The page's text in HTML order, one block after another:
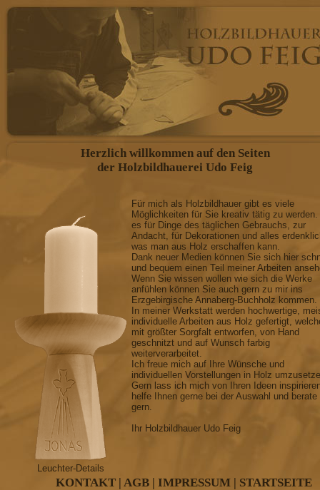
Herzlich willkommen auf den Seiten
der Holzbildhauerei Udo Feig
Leuchter-Details
Für mich als Holzbildhauer gibt es viele
Möglichkeiten für Sie kreativ tätig zu
es für Dinge des täglichen Gebrauchs, zur
Andacht, für Dekorationen und alles
was man aus Holz erschaffen kann.
Dank neuer Medien können Sie sich hier
und bequem einen Teil meiner Arbeiten
Wenn Sie wissen wollen wie sich die Werke
anfühlen können Sie auch gern zu mir ins
Erzgebirgische Annaberg-Buchholz kommen.
In meiner Werkstatt werden hochwertige,
individuelle Arbeiten aus Holz gefertigt,
mit größter Sorgfalt entworfen, von Hand
geschnitzt und auf Wunsch farbig
weiterverarbeitet.
Ich freue mich auf Ihre Wünsche und
individuellen Vorstellungen in Holz
Gern lass ich mich von Ihren Ideen
helfe Ihnen gerne bei der Auswahl und berate
gern.
Ihr Holzbildhauer Udo Feig
KONTAKT | AGB | IMPRESSUM | STARTSEITE